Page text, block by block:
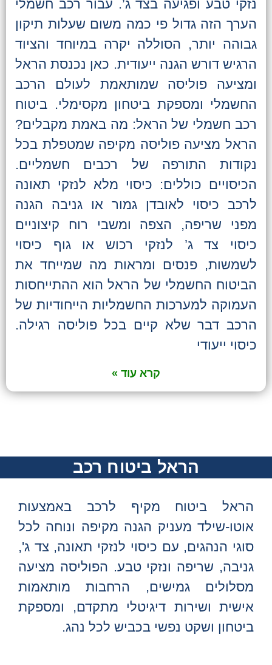
נזקי טבע ופגיעה בצד ג’. עבור רכב חשמלי
הערך הזה גדול פי כמה משום שעלות תיקון
גבוהה יותר, הסוללה יקרה במיוחד והציוד
הרגיש דורש הגנה ייעודית. כאן נכנסת הראל
ומציעה פוליסה שמותאמת לעולם הרכב
החשמלי ומספקת ביטחון מקסימלי. ביטוח
רכב חשמלי של הראל: מה באמת מקבלים?
הראל מציעה פוליסה מקיפה שמטפלת בכל
נקודות התורפה של רכבים חשמליים.
הכיסויים כוללים: כיסוי מלא לנזקי תאונה
לרכב כיסוי לאובדן גמור או גניבה הגנה
מפני שריפה, הצפה ומשבי רוח קיצוניים
כיסוי צד ג’ לנזקי רכוש או גוף כיסוי
לשמשות, פנסים ומראות מה שמייחד את
הביטוח החשמלי של הראל הוא ההתייחסות
העמוקה למערכות החשמליות הייחודיות של
הרכב דבר שלא קיים בכל פוליסה רגילה.
כיסוי ייעודי
קרא עוד »
הראל ביטוח רכב
הראל ביטוח מקיף לרכב באמצעות
אוטו-שילד מעניק הגנה מקיפה ונוחה לכל
סוגי הנהגים, עם כיסוי לנזקי תאונה, צד ג',
גניבה, שריפה ונזקי טבע. הפוליסה מציעה
מסלולים גמישים, הרחבות מותאמות
אישית ושירות דיגיטלי מתקדם, ומספקת
ביטחון ושקט נפשי בכביש לכל נהג.